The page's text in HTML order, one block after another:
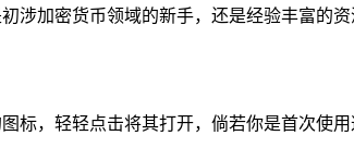
加密货币领域的新手，还是经验丰富的
标，轻轻点击将其打开，倘若你是首次使